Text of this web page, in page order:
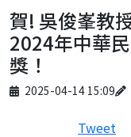
賀! 吳俊峯教
2024年中華
獎！
Published on
2025-04-14 15:09
Author
Tweet